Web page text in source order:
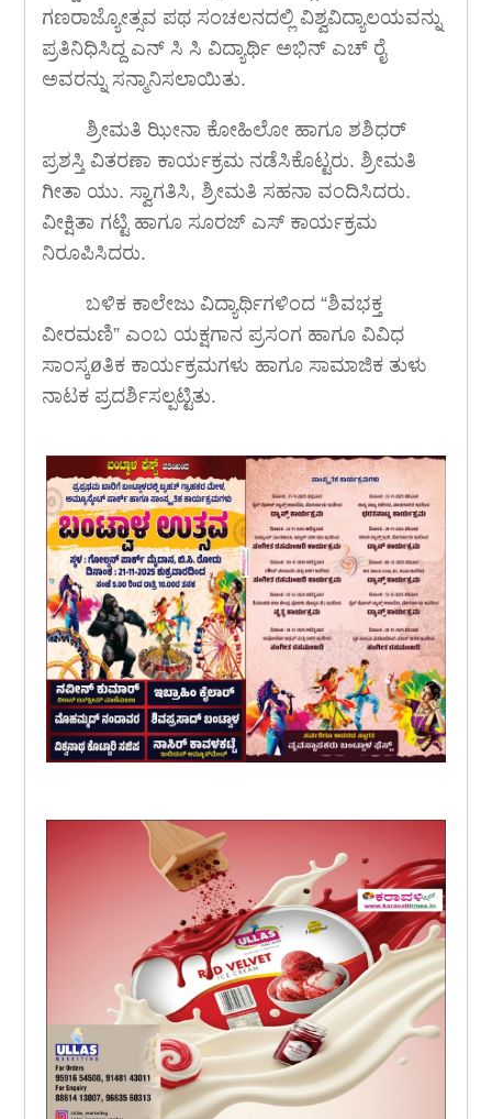
ಗಣರಾಜ್ಯೋತ್ಸವ ಪಥ ಸಂಚಲನದಲ್ಲಿ ವಿಶ್ವವಿದ್ಯಾಲಯವನ್ನು
ಪ್ರತಿನಿಧಿಸಿದ್ದ ಎನ್ ಸಿ ಸಿ ವಿದ್ಯಾರ್ಥಿ ಅಭಿನ್ ಎಚ್ ರೈ
ಅವರನ್ನು ಸನ್ಮಾನಿಸಲಾಯಿತು.
ಶ್ರೀಮತಿ ಝೀನಾ ಕೋಹಿಲೋ ಹಾಗೂ ಶಶಿಧರ್
ಪ್ರಶಸ್ತಿ ವಿತರಣಾ ಕಾರ್ಯಕ್ರಮ ನಡೆಸಿಕೊಟ್ಟರು. ಶ್ರೀಮತಿ
ಗೀತಾ ಯು. ಸ್ವಾಗತಿಸಿ, ಶ್ರೀಮತಿ ಸಹನಾ ವಂದಿಸಿದರು.
ವೀಕ್ಷಿತಾ ಗಟ್ಟಿ ಹಾಗೂ ಸೂರಜ್ ಎಸ್ ಕಾರ್ಯಕ್ರಮ
ನಿರೂಪಿಸಿದರು.
ಬಳಿಕ ಕಾಲೇಜು ವಿದ್ಯಾರ್ಥಿಗಳಿಂದ “ಶಿವಭಕ್ತ
ವೀರಮಣಿ” ಎಂಬ ಯಕ್ಷಗಾನ ಪ್ರಸಂಗ ಹಾಗೂ ವಿವಿಧ
ಸಾಂಸ್ಕøತಿಕ ಕಾರ್ಯಕ್ರಮಗಳು ಹಾಗೂ ಸಾಮಾಜಿಕ ತುಳು
ನಾಟಕ ಪ್ರದರ್ಶಿಸಲ್ಪಟ್ಟಿತು.